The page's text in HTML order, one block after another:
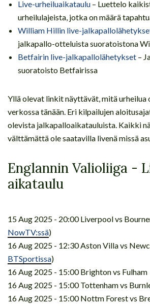
Live-urheiluaikataulu – Luettelo
urheilulajeista, jotka on määrä
William Hillin live-
jalkapallo-otteluista suoratoistona
Betfairin live-jalkapallolähetykset –
suoratoisto Betfairissa
Yllä olevat linkit näyttävät, mitä urheilua
verkossa tänään. Eri kilpailujen
olevista jalkapalloaikatauluista. Kaikki
välttämättä ole saatavilla livenä missä
Englannin Valioliiga -
aikataulu
15 Aug 2025 - 20:00 Liverpool vs
NowTV:ssä)
16 Aug 2025 - 12:30 Aston Villa vs
BTSportissa)
16 Aug 2025 - 15:00 Brighton vs Fulham
16 Aug 2025 - 15:00 Tottenham vs
16 Aug 2025 - 15:00 Nottm Forest vs